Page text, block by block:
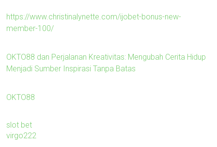
https://www.christinalynette.com/ijobet-bonus-new-
member-100/
OKTO88 dan Perjalanan Kreativitas: Mengubah Cerita Hidup
Menjadi Sumber Inspirasi Tanpa Batas
OKTO88
slot bet
virgo222